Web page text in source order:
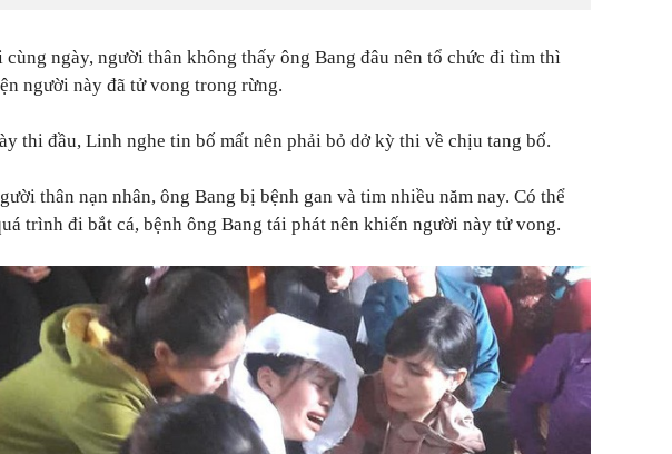
ngày, người thân không thấy ông Bang đâu nên tổ chức đi tìm thì
người này đã tử vong trong rừng.
thi đầu, Linh nghe tin bố mất nên phải bỏ dở kỳ thi về chịu tang bố.
thân nạn nhân, ông Bang bị bệnh gan và tim nhiều năm nay. Có thể
trình đi bắt cá, bệnh ông Bang tái phát nên khiến người này tử vong.